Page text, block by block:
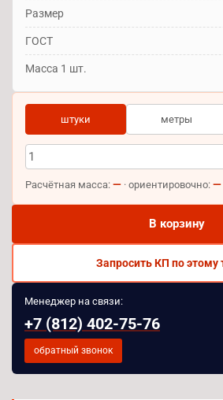
Размер
ГОСТ
Масса 1 шт.
штуки метры
Расчётная масса: — · ориентировочно: —
В корзину
Запросить КП по этому
Менеджер на связи:
+7 (812) 402-75-76
обратный звонок